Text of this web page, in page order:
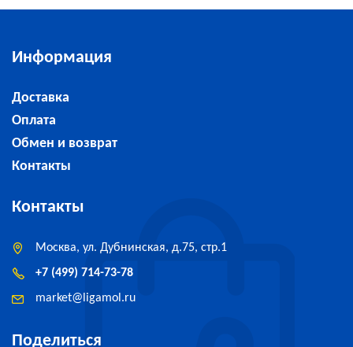
Информация
Доставка
Оплата
Обмен и возврат
Контакты
Поделиться
Контакты
Москва, ул. Дубнинская, д.75, стр.1
+7 (499) 714-73-78
market@ ligamol.ru